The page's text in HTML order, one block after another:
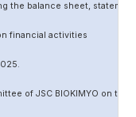
the balance sheet,
financial activities
5.
of JSC BIOKIMYO on the